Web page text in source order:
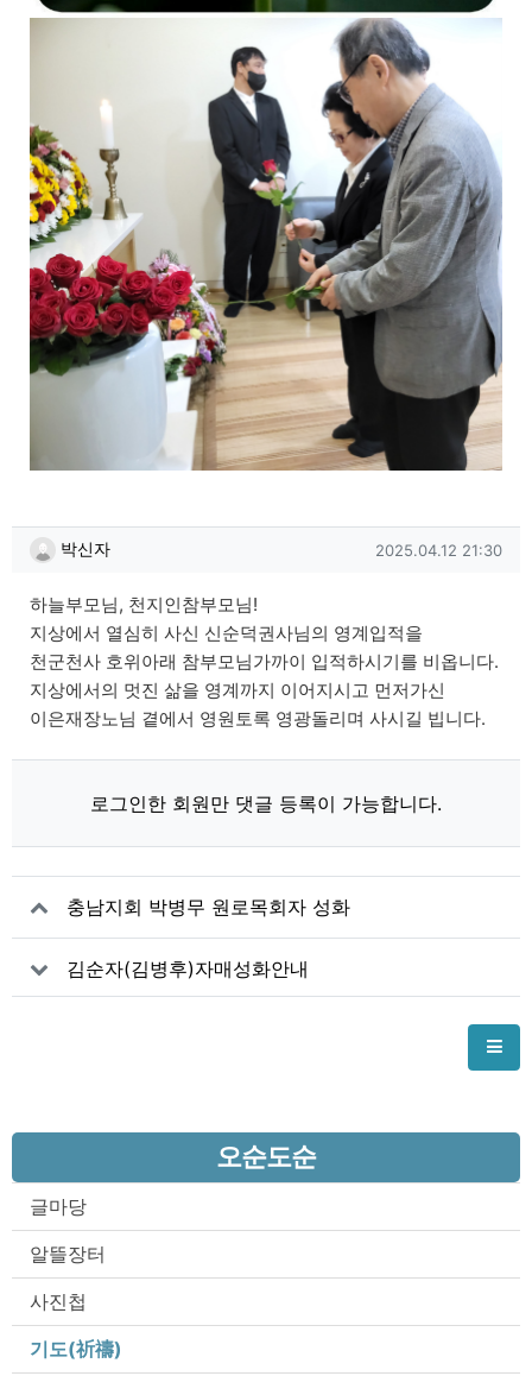
박신자님의 댓글
박신자 작성일
2025.04.12 21:30
하늘부모님, 천지인참부모님!
지상에서 열심히 사신 신순덕권사님의 영계입적을
천군천사 호위아래 참부모님가까이 입적하시기를 비옵니다.
지상에서의 멋진 삶을 영계까지 이어지시고 먼저가신
이은재장노님 곁에서 영원토록 영광돌리며 사시길 빕니다.
로그인한 회원만 댓글 등록이 가능합니다.
충남지회 박병무 원로목회자 성화
김순자(김병후)자매성화안내
오순도순
글마당
알뜰장터
사진첩
기도(祈禱)